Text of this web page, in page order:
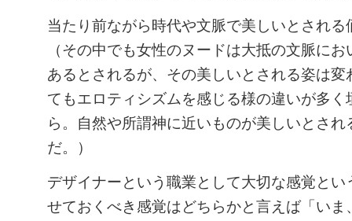
当たり前ながら時代や文脈で美しいとされる
（その中でも女性のヌードは大抵の文脈に
あるとされるが、その美しいとされる姿は
てもエロティシズムを感じる様の違いが多く
ら。自然や所謂神に近いものが美しいとさ
だ。）
デザイナーという職業として大切な感覚とい
せておくべき感覚はどちらかと言えば「いま